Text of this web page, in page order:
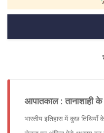
आपातकाल : तानाशाही के
भारतीय इतिहास में कुछ तिथियाँ